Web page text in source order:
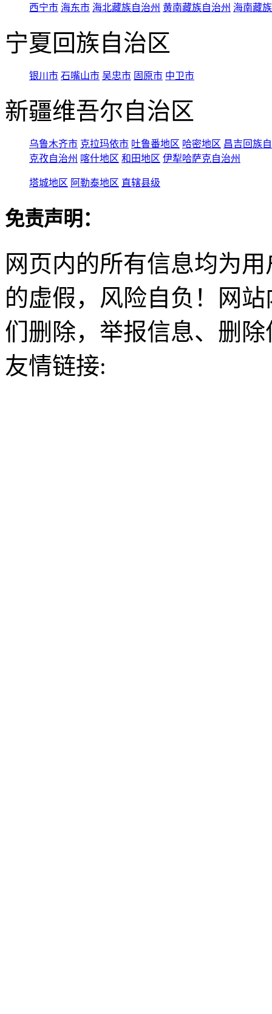
西宁市 海东市 海北藏族自治州 黄南藏族自治州 海南藏
宁夏回族自治区
银川市 石嘴山市 吴忠市 固原市 中卫市
新疆维吾尔自治区
乌鲁木齐市 克拉玛依市 吐鲁番地区 哈密地区 昌吉回族
克孜自治州 喀什地区 和田地区 伊犁哈萨克自治州
塔城地区 阿勒泰地区 直辖县级
免责声明：
网页内的所有信息均为
的虚假，风险自负！网
们删除，举报信息、删
友情链接: